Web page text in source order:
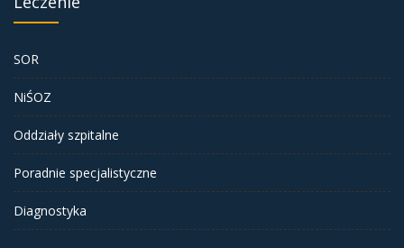
SOR
NiŚOZ
Oddziały szpitalne
Poradnie specjalistyczne
Diagnostyka